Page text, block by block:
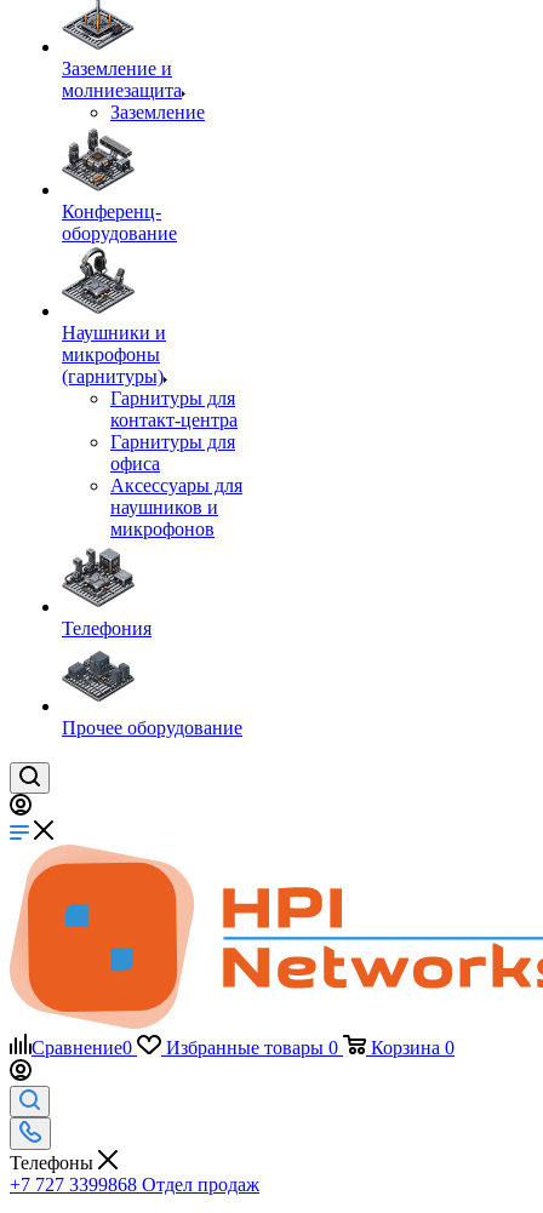
Заземление и
молниезащита
Заземление
Конференц-
оборудование
Наушники и
микрофоны
(гарнитуры)
Гарнитуры для
контакт-центра
Гарнитуры для
офиса
Аксессуары для
наушников и
микрофонов
Телефония
Прочее оборудование
Сравнение0 Избранные товары 0 Корзина 0
Телефоны
+7 727 3399868 Отдел продаж